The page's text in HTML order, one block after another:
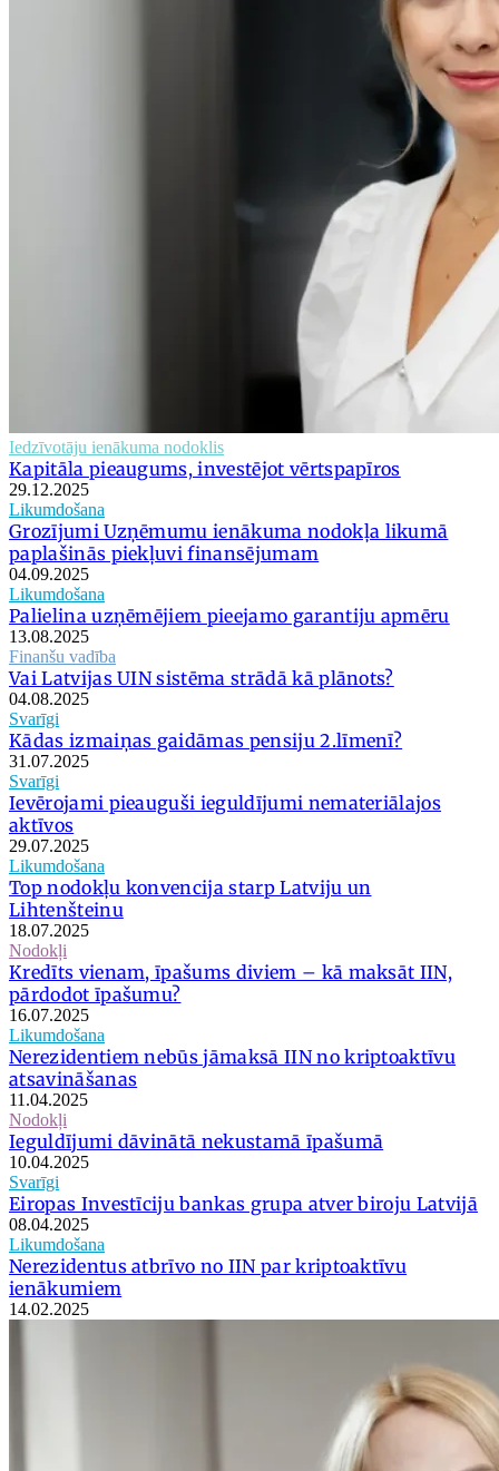
Iedzīvotāju ienākuma nodoklis
Kapitāla pieaugums, investējot vērtspapīros
29.12.2025
Likumdošana
Grozījumi Uzņēmumu ienākuma nodokļa likumā
paplašinās piekļuvi finansējumam
04.09.2025
Likumdošana
Palielina uzņēmējiem pieejamo garantiju apmēru
13.08.2025
Finanšu vadība
Vai Latvijas UIN sistēma strādā kā plānots?
04.08.2025
Svarīgi
Kādas izmaiņas gaidāmas pensiju 2.līmenī?
31.07.2025
Svarīgi
Ievērojami pieauguši ieguldījumi nemateriālajos
aktīvos
29.07.2025
Likumdošana
Top nodokļu konvencija starp Latviju un
Lihtenšteinu
18.07.2025
Nodokļi
Kredīts vienam, īpašums diviem – kā maksāt IIN,
pārdodot īpašumu?
16.07.2025
Likumdošana
Nerezidentiem nebūs jāmaksā IIN no kriptoaktīvu
atsavināšanas
11.04.2025
Nodokļi
Ieguldījumi dāvinātā nekustamā īpašumā
10.04.2025
Svarīgi
Eiropas Investīciju bankas grupa atver biroju Latvijā
08.04.2025
Likumdošana
Nerezidentus atbrīvo no IIN par kriptoaktīvu
ienākumiem
14.02.2025